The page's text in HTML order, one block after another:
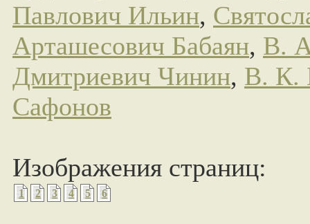
Павлович Ильин,
Арташесович Бабаян, В.
Дмитриевич Чинин, В. К.
Сафонов
Изображения страниц:
1 2 3 4 5 6